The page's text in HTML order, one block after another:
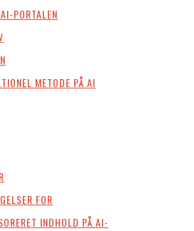
PORTALEN
METODE PÅ AI
FOR
INDHOLD PÅ AI-